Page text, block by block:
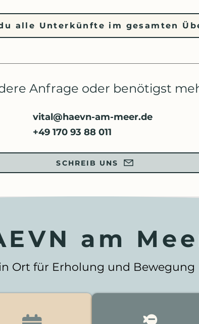
alle Unterkünfte im gesamten
Anfrage oder benötigst
vital@haevn-am-meer.de
+49 170 93 88 011
SCHREIB UNS
am
Ort für Erholung und Bewegung